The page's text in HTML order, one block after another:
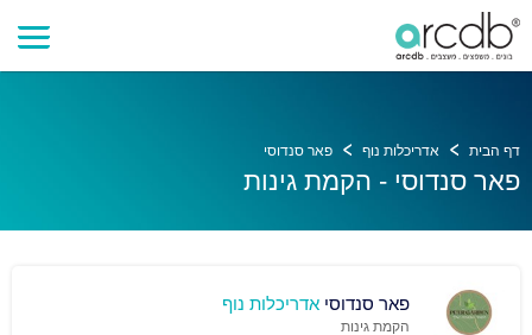
דף הבית אדריכלות נוף פאר סנדוסי
פאר סנדוסי - הקמת גינות
פאר סנדוסי אדריכלות נוף
הקמת גינות